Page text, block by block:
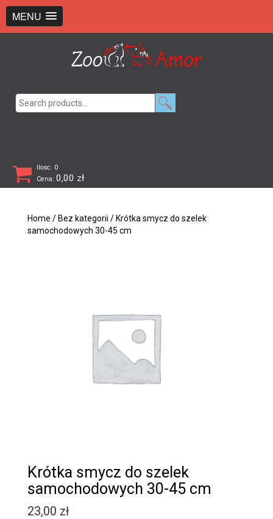
MENU
Ilosc: 0
Cena: 0,00 zł
Home / Bez kategorii / Krótka smycz do szelek
samochodowych 30-45 cm
Krótka smycz do szelek
samochodowych 30-45 cm
23,00 zł